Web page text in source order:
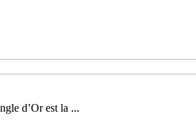
d’Or est la ...